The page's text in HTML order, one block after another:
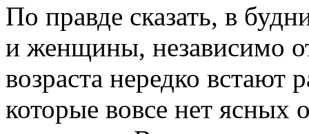
По правде сказать, в
и женщины, независимо
возраста нередко встают
которые вовсе нет ясных